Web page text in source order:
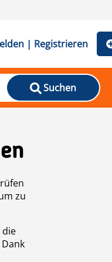
| Registrieren
Suchen
zu
die